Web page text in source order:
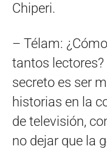
Chiperi.
– Télam:
tantos lectores?
secreto es ser
historias en la
de televisión,
no dejar que la